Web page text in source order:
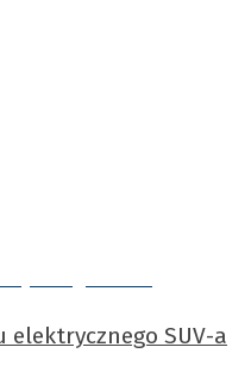
elektrycznego SUV-a